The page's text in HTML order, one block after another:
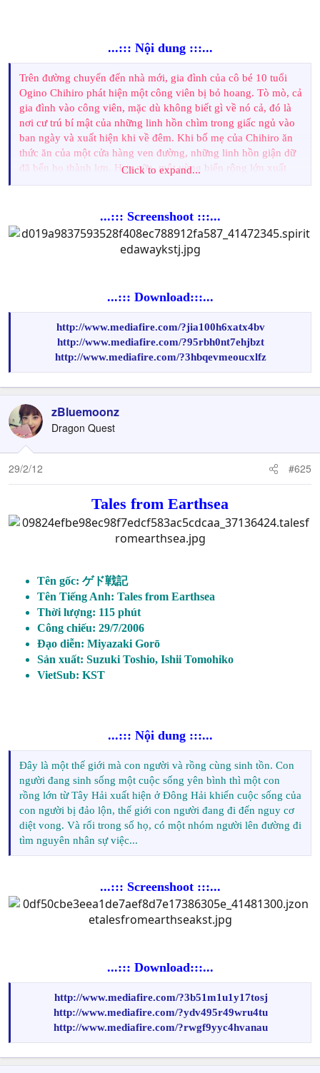
...::: Nội dung :::...
Trên đường chuyển đến nhà mới, gia đình của cô bé 10 tuổi
Ogino Chihiro phát hiện một công viên bị bỏ hoang. Tò mò, cả
gia đình vào công viên, mặc dù không biết gì về nó cả, đó là
nơi cư trú bí mật của những linh hồn chìm trong giấc ngủ vào
ban ngày và xuất hiện khi về đêm. Khi bố mẹ của Chihiro ăn
thức ăn của một cửa hàng ven đường, những linh hồn giận dữ
đã bến họ thành lợn. Hơn nữa, một vùng biển rộng lớn xuất
Click to expand...
...::: Screenshoot :::...
...::: Download:::...
http://www.mediafire.com/?jia100h6xatx4bv
http://www.mediafire.com/?95rbh0nt7ehjbzt
http://www.mediafire.com/?3hbqevmeoucxlfz
zBluemoonz
Dragon Quest
29/2/12 #625
Tales from Earthsea
Tên gốc: ゲド戦記
Tên Tiếng Anh: Tales from Earthsea
Thời lượng: 115 phút
Công chiếu: 29/7/2006
Đạo diễn: Miyazaki Gorō
Sản xuất: Suzuki Toshio, Ishii Tomohiko
VietSub: KST
...::: Nội dung :::...
Đây là một thế giới mà con người và rồng cùng sinh tồn. Con
người đang sinh sống một cuộc sống yên bình thì một con
rồng lớn từ Tây Hải xuất hiện ở Đông Hải khiến cuộc sống của
con người bị đảo lộn, thế giới con người đang đi đến nguy cơ
diệt vong. Và rối trong số họ, có một nhóm người lên đường đi
tìm nguyên nhân sự việc...
...::: Screenshoot :::...
...::: Download:::...
http://www.mediafire.com/?3b51m1u1y17tosj
http://www.mediafire.com/?ydv495r49wru4tu
http://www.mediafire.com/?rwgf9yyc4hvanau